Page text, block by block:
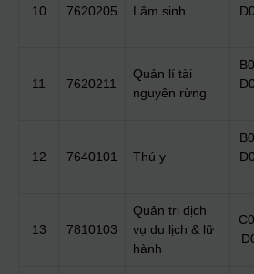
10 7620205 Lâm sinh
11 7620211
Quản lí tài
nguyên rừng
12 7640101 Thú y
13 7810103
Quản trị dịch
vụ du lịch & lữ
hành